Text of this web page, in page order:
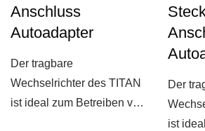
Anschluss
Autoadapter
Der tragbare
Wechselrichter des TITAN
ist ideal zum Betreiben von
Der
ist